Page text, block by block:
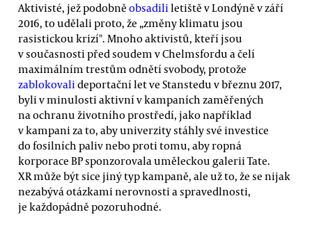
Aktivisté, jež podobně obsadililetiště v Londýně v září
2016, to udělali proto, že „změny klimatu jsou
rasistickou krizí". Mnoho aktivistů, kteří jsou
v současnosti před soudem v Chelmsfordu a čelí
maximálním trestům odnětí svobody, protože
zablokovalideportační let ve Stanstedu v březnu 2017,
byli v minulosti aktivní v kampaních zaměřených
na ochranu životního prostředí, jako například
v kampani za to, aby univerzity stáhly své investice
do fosilních paliv nebo proti tomu, aby ropná
korporace BP sponzorovala uměleckou galerii Tate.
XR může být sice jiný typ kampaně, ale už to, že se nijak
nezabývá otázkami nerovnosti a spravedlnosti,
je každopádně pozoruhodné.